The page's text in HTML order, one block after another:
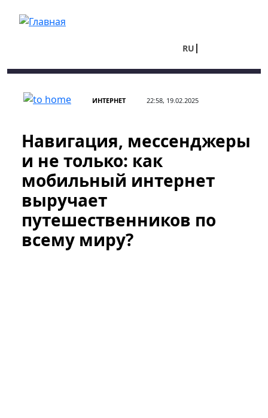
RU
ИНТЕРНЕТ 22:58, 19.02.2025
Навигация, мессенджеры
и не только: как
мобильный интернет
выручает
путешественников по
всему миру?